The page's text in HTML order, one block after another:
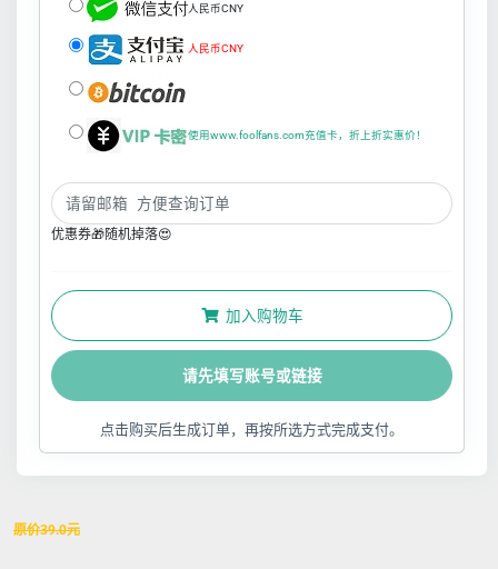
人民币CNY
人民币CNY
使用www.foolfans.com充值卡，折上折实惠价！
优惠券🎁随机掉落😍
加入购物车
请先填写账号或链接
点击购买后生成订单，再按所选方式完成支付。
原价39.0元